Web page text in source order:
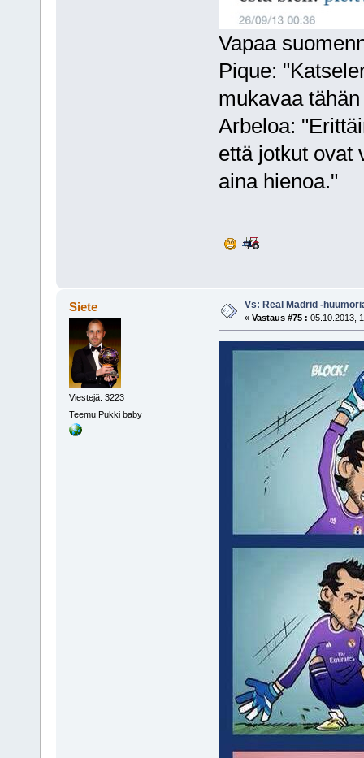
Vapaa
Pique:
mukavaa
Arbeloa:
että jotkut ovat
aina hienoa."
Siete
Viestejä: 3223
Teemu Pukki baby
Vs: Real Madrid -
« Vastaus #75 : 05.10.2013,